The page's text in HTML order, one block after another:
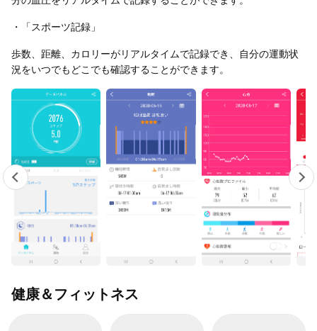
・「スポーツ記録」
歩数、距離、カロリーがリアルタイムで記録でき、自分の運動状
況をいつでもどこでも確認することができます。
健康＆フィットネス